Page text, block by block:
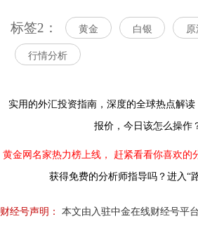
标签2： 黄金 白银 原
行情分析
实用的外汇投资指南， 深度的全球热点解读
报价，今日该怎么操作
黄金网名家热力榜上线， 赶紧看看你喜欢的
获得免费的分析师指导吗？进入“
财经号声明：
本文由入驻中金在线财经号平